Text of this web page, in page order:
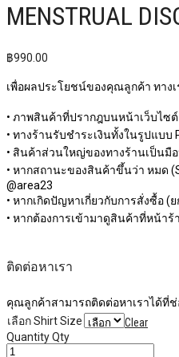
MENSTRUAL
฿990.00
เพื่อผลประโยชน์ของคุณลูกค้า ทาง
• ภาพสินค้าที่ปรากฎบนหน้าเว็บไซ
• ทางร้านรับชำระเงินทั้งในรูปแบบ
• สินค้าส่วนใหญ่ของทางร้านเป็นมื
• หากสถานะของสินค้าขึ้นว่า หมด
@area23
• หากเกิดปัญหาเกี่ยวกับการสั่งซื้อ
• หากต้องการเข้ามาดูสินค้าที่หน้า
ติดต่อหาเรา
คุณลูกค้าสามารถติดต่อหาเราได้ที่ช่
เลือก Shirt Size
Clear
QuantityQty